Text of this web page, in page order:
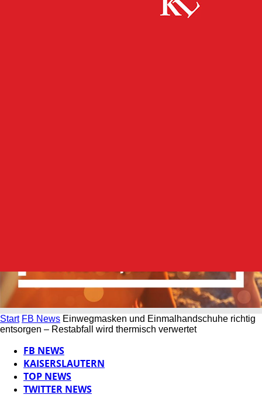
Start FB News Einwegmasken und Einmalhandschuhe richtig
entsorgen – Restabfall wird thermisch verwertet
FB NEWS
KAISERSLAUTERN
TOP NEWS
TWITTER NEWS